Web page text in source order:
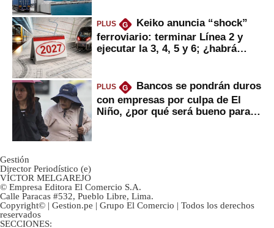
PLUS G
Keiko anuncia “shock”
ferroviario: terminar Línea 2 y
ejecutar la 3, 4, 5 y 6; ¿habrá
PLUS G
Bancos se pondrán duros
con empresas por culpa de El
Niño, ¿por qué será bueno para
Gestión
Director Periodístico (e)
VÍCTOR MELGAREJO
© Empresa Editora El Comercio S.A.
Calle Paracas #532, Pueblo Libre, Lima.
Copyright© | Gestion.pe | Grupo El Comercio | Todos los derechos
reservados
SECCIONES: